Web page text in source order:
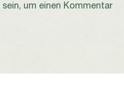
sein, um einen Kommentar